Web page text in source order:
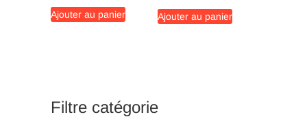
Ajouter au panier
était : est :
Ajouter au panier
Filtre catégorie